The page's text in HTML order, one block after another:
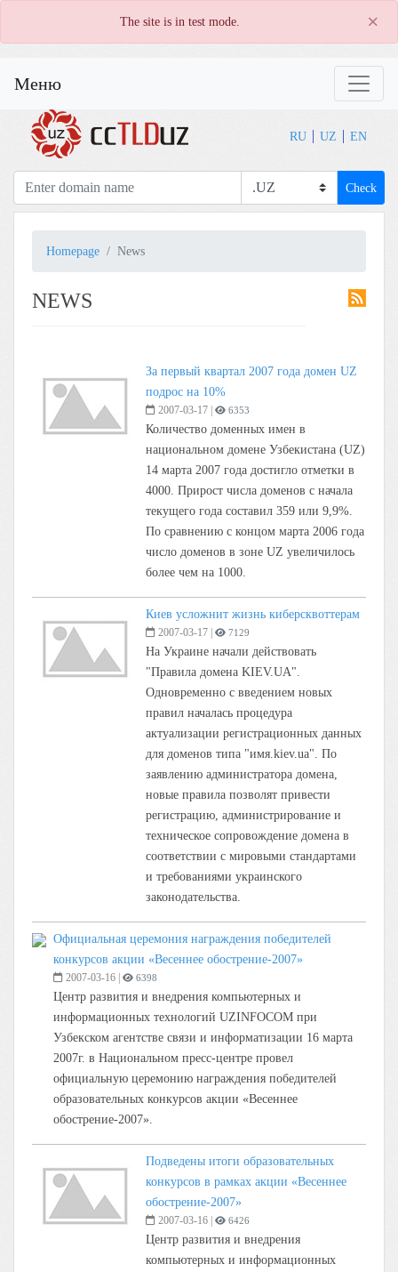
The site is in test mode. ×
Меню
RU UZ EN
Check
Homepage News
NEWS
За первый квартал 2007 года домен UZ
подрос на 10%
2007-03-17 6353
Количество доменных имен в
национальном домене Узбекистана (UZ)
14 марта 2007 года достигло отметки в
4000. Прирост числа доменов с начала
текущего года составил 359 или 9,9%.
По сравнению с концом марта 2006 года
число доменов в зоне UZ увеличилось
более чем на 1000.
Киев усложнит жизнь киберсквоттерам
2007-03-17 7129
На Украине начали действовать
"Правила домена KIEV.UA".
Одновременно с введением новых
правил началась процедура
актуализации регистрационных данных
для доменов типа "имя.kiev.ua". По
заявлению администратора домена,
новые правила позволят привести
регистрацию, администрирование и
техническое сопровождение домена в
соответствии с мировыми стандартами
и требованиями украинского
законодательства.
Официальная церемония награждения победителей
конкурсов акции «Весеннее обострение-2007»
2007-03-16 6398
Центр развития и внедрения компьютерных и
информационных технологий UZINFOCOM при
Узбекском агентстве связи и информатизации 16 марта
2007г. в Национальном пресс-центре провел
официальную церемонию награждения победителей
образовательных конкурсов акции «Весеннее
обострение-2007».
Подведены итоги образовательных
конкурсов в рамках акции «Весеннее
обострение-2007»
2007-03-16 6426
Центр развития и внедрения
компьютерных и информационных